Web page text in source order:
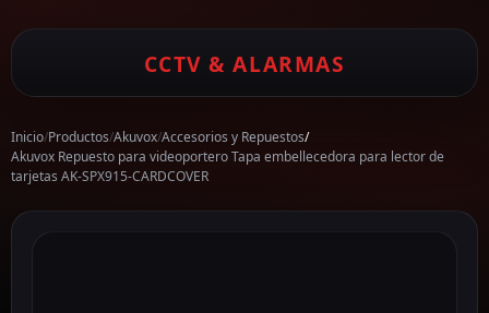
CCTV & ALARMAS
Inicio/Productos/Akuvox/Accesorios y Repuestos/
Akuvox Repuesto para videoportero Tapa embellecedora para lector de
tarjetas AK-SPX915-CARDCOVER